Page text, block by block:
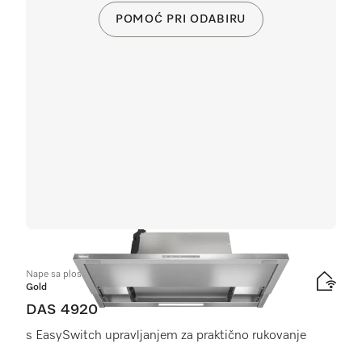
Nape sa plosnatim panelom
Gold
DAS 4920
s EasySwitch upravljanjem za praktično rukovanje
POMOĆ PRI ODABIRU